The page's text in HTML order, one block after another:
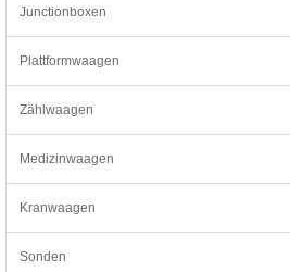
Junctionboxen
Plattformwaagen
Zählwaagen
Medizinwaagen
Kranwaagen
Sonden